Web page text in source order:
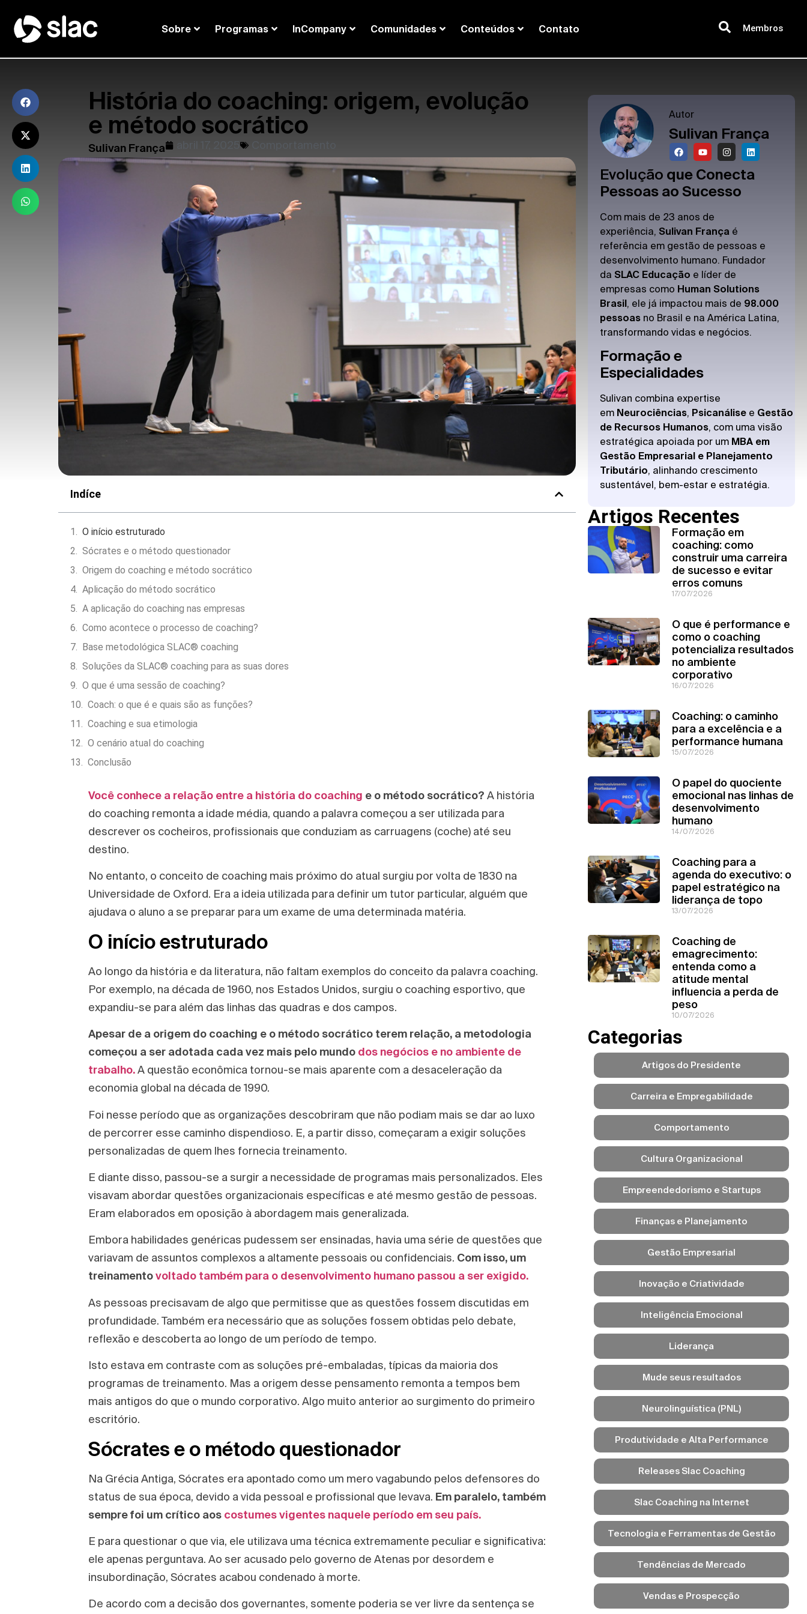
Sobre Programas InCompany Comunidades Conteúdos Contato Membros
História do coaching: origem, evolução
e método socrático
Sulivan França
Indíce
O início estruturado
Sócrates e o método questionador
Origem do coaching e método socrático
Aplicação do método socrático
A aplicação do coaching nas empresas
Como acontece o processo de coaching?
Base metodológica SLAC® coaching
Soluções da SLAC® coaching para as suas dores
O que é uma sessão de coaching?
Coach: o que é e quais são as funções?
Coaching e sua etimologia
O cenário atual do coaching
Conclusão
Você conhece a relação entre a história do coaching e o método socrático? A história
do coaching remonta a idade média, quando a palavra começou a ser utilizada para
descrever os cocheiros, profissionais que conduziam as carruagens (coche) até seu
destino.
No entanto, o conceito de coaching mais próximo do atual surgiu por volta de 1830 na
Universidade de Oxford. Era a ideia utilizada para definir um tutor particular, alguém que
ajudava o aluno a se preparar para um exame de uma determinada matéria.
O início estruturado
Ao longo da história e da literatura, não faltam exemplos do conceito da palavra coaching.
Por exemplo, na década de 1960, nos Estados Unidos, surgiu o coaching esportivo, que
expandiu-se para além das linhas das quadras e dos campos.
Apesar de a origem do coaching e o método socrático terem relação, a metodologia
começou a ser adotada cada vez mais pelo mundo dos negócios e no ambiente de
trabalho.A questão econômica tornou-se mais aparente com a desaceleração da
economia global na década de 1990.
Foi nesse período que as organizações descobriram que não podiam mais se dar ao luxo
de percorrer esse caminho dispendioso. E, a partir disso, começaram a exigir soluções
personalizadas de quem lhes fornecia treinamento.
E diante disso, passou-se a surgir a necessidade de programas mais personalizados. Eles
visavam abordar questões organizacionais específicas e até mesmo gestão de pessoas.
Eram elaborados em oposição à abordagem mais generalizada.
Embora habilidades genéricas pudessem ser ensinadas, havia uma série de questões que
variavam de assuntos complexos a altamente pessoais ou confidenciais. Com isso, um
treinamento voltado também para o desenvolvimento humano passou a ser exigido.
As pessoas precisavam de algo que permitisse que as questões fossem discutidas em
profundidade. Também era necessário que as soluções fossem obtidas pelo debate,
reflexão e descoberta ao longo de um período de tempo.
Isto estava em contraste com as soluções pré-embaladas, típicas da maioria dos
programas de treinamento. Mas a origem desse pensamento remonta a tempos bem
mais antigos do que o mundo corporativo. Algo muito anterior ao surgimento do primeiro
escritório.
Sócrates e o método questionador
Na Grécia Antiga, Sócrates era apontado como um mero vagabundo pelos defensores do
status de sua época, devido a vida pessoal e profissional que levava. Em paralelo, também
sempre foi um crítico aos costumes vigentes naquele período em seu país.
E para questionar o que via, ele utilizava uma técnica extremamente peculiar e significativa:
ele apenas perguntava. Ao ser acusado pelo governo de Atenas por desordem e
insubordinação, Sócrates acabou condenado à morte.
De acordo com a decisão dos governantes, somente poderia se ver livre da sentença se
Autor
Sulivan França
Evolução que Conecta
Pessoas ao Sucesso
Com mais de 23 anos de
experiência,Sulivan França é
referência em gestão de pessoas e
desenvolvimento humano. Fundador
daSLAC Educação e líder de
empresas como Human Solutions
Brasil, ele já impactou mais de 98.000
pessoas no Brasil e na América Latina,
transformando vidas e negócios.
Formação e
Especialidades
Sulivan combina expertise
em Neurociências, Psicanálise e Gestão
de Recursos Humanos, com uma visão
estratégica apoiada por um MBA em
Gestão Empresarial e Planejamento
Tributário, alinhando crescimento
sustentável, bem-estar e estratégia.
Artigos Recentes
Formação em
coaching: como
construir uma carreira
de sucesso e evitar
erros comuns
17/07/2026
O que é performance e
como o coaching
potencializa resultados
no ambiente
corporativo
16/07/2026
Coaching: o caminho
para a excelência e a
performance humana
15/07/2026
O papel do quociente
emocional nas linhas de
desenvolvimento
humano
14/07/2026
Coaching para a
agenda do executivo: o
papel estratégico na
liderança de topo
13/07/2026
Coaching de
emagrecimento:
entenda como a
atitude mental
influencia a perda de
peso
10/07/2026
Categorias
Artigos do Presidente
Carreira e Empregabilidade
Comportamento
Cultura Organizacional
Empreendedorismo e Startups
Finanças e Planejamento
Gestão Empresarial
Inovação e Criatividade
Inteligência Emocional
Liderança
Mude seus resultados
Neurolinguística (PNL)
Produtividade e Alta Performance
Releases Slac Coaching
Slac Coaching na Internet
Tecnologia e Ferramentas de Gestão
Tendências de Mercado
Vendas e Prospecção